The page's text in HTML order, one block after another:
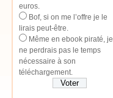
euros.
Bof, si on me l’offre je le
lirais peut-être.
Même en ebook piraté, je
ne perdrais pas le temps
nécessaire à son
téléchargement.